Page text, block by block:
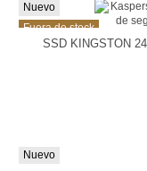
Nuevo
Fuera de stock
SSD KINGSTON
Nuevo